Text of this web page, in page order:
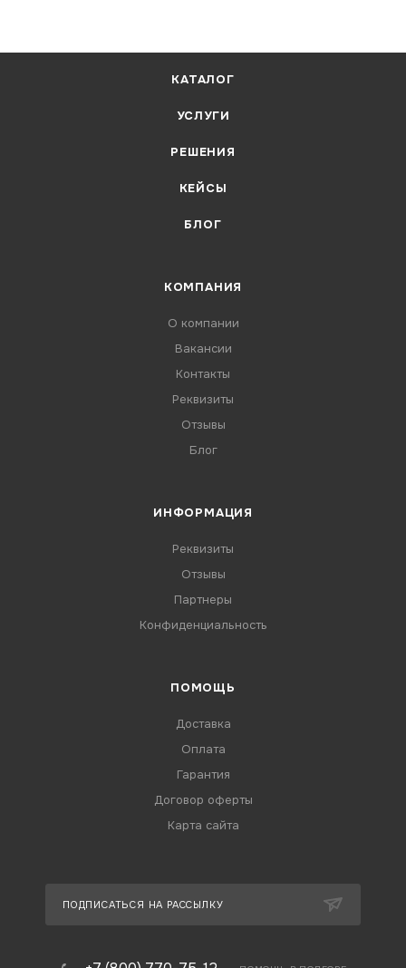
КАТАЛОГ
УСЛУГИ
РЕШЕНИЯ
КЕЙСЫ
БЛОГ
КОМПАНИЯ
О компании
Вакансии
Контакты
Реквизиты
Отзывы
Блог
ИНФОРМАЦИЯ
Реквизиты
Отзывы
Партнеры
Конфиденциальность
ПОМОЩЬ
Доставка
Оплата
Гарантия
Договор оферты
Карта сайта
ПОДПИСАТЬСЯ НА РАССЫЛКУ